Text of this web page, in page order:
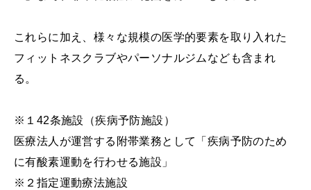
これらに加え、様々な規模の医学的要素を取り入れた
フィットネスクラブやパーソナルジムなども含まれ
る。
※１42条施設（疾病予防施設）
医療法人が運営する附帯業務として「疾病予防のため
に有酸素運動を行わせる施設」
※２指定運動療法施設